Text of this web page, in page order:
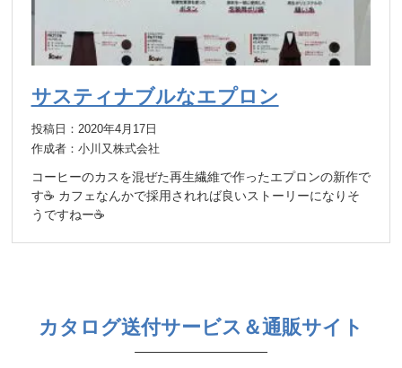
サスティナブルなエプロン
投稿日：2020年4月17日
作成者：小川又株式会社
コーヒーのカスを混ぜた再生繊維で作ったエプロンの新作で
す☕️ カフェなんかで採用されれば良いストーリーになりそ
うですねー☕️
カタログ送付サービス＆通販サイト